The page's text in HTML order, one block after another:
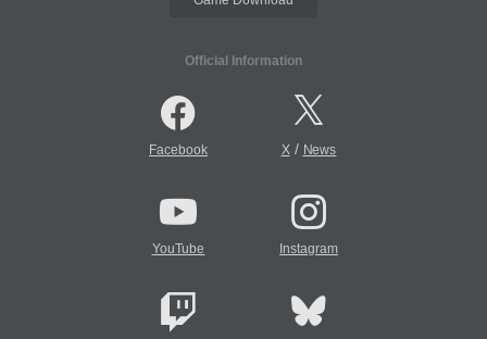
Official Information
Facebook X/ News
YouTube Instagram